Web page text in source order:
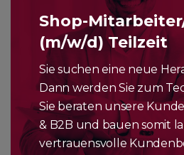
Intensives, strahlendes Strohgelb
Nase angenehme Kräuterwürze
auch etwas frische grüne Äpfel, ein
Limette kommt durch, etwas
Hollernoten, schwarzer und roter
Röstaromatik. Die reife Frucht
wunderschön breit, unterlegt mit
und feinen floralen Anklängen im
erinnernd, Brennnesseln, tolle
Shop-
(m/w/d) Teilzeit
Sie suchen eine neue
Dann werden Sie zum
Sie beraten unsere
& B2B und bauen somit
vertrauensvolle